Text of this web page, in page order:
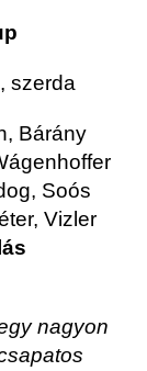
szerda
Bárány
Soós
Vizler
nagyon